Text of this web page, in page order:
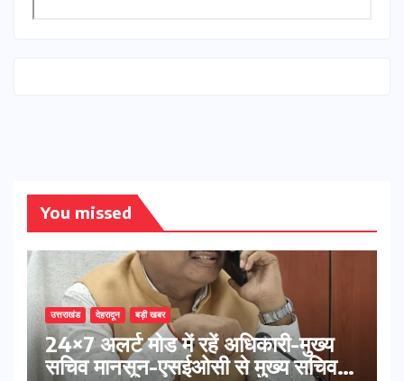
You missed
उत्तराखंड देहरादून बड़ी खबर
24×7 अलर्ट मोड में रहें अधिकारी-मुख्य
सचिव मानसून-एसईओसी से मुख्य सचिव ने